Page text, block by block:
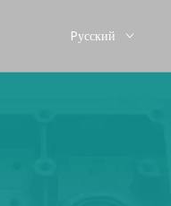
Pусский